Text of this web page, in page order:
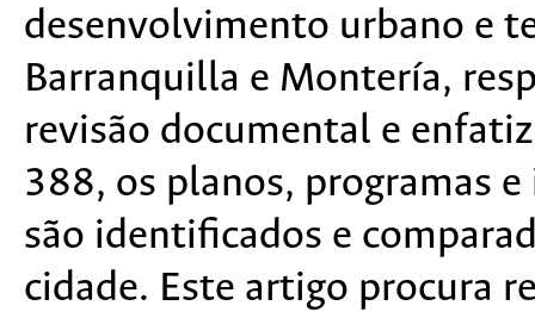
desenvolvimento urbano e
Barranquilla e Montería,
revisão documental e
388, os planos, programas
são identificados e
cidade. Este artigo procura